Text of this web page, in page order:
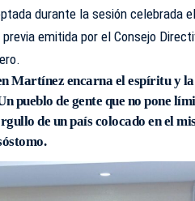
durante la sesión celebrada
emitida por el Consejo
Martínez encarna el espíritu y
pueblo de gente que no pone
de un país colocado en el